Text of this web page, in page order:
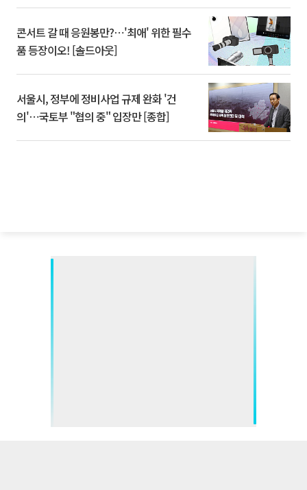
콘서트 갈 때 응원봉만?⋯'최애' 위한 필수
품 등장이오! [솔드아웃]
서울시, 정부에 정비사업 규제 완화 '건
의'⋯국토부 "협의 중" 입장만 [종합]